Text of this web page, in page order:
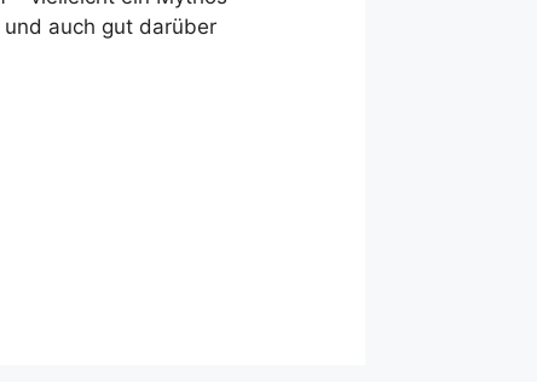
auch gut darüber